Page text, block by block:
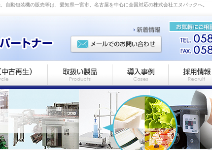
動包装機の販売等は、愛知県一宮市、名古屋を中心に全国対応の株式会社エヌパックへ。